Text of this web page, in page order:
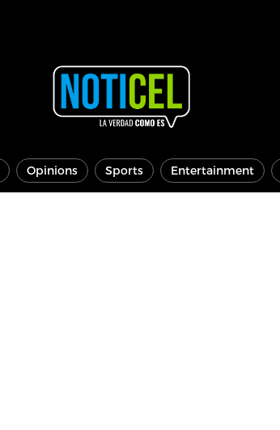
Opinions Sports Entertainment